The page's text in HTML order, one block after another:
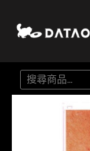
要
搜
尋